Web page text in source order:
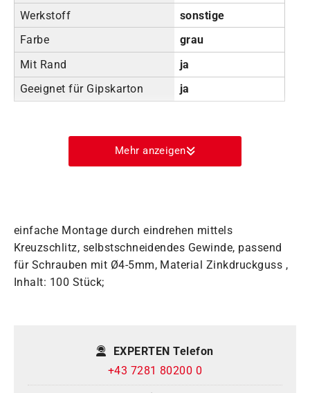
Werkstoff
sonstige
Farbe
grau
Mit Rand
ja
Geeignet für Gipskarton
ja
Mehr anzeigen
einfache Montage durch eindrehen mittels
Kreuzschlitz, selbstschneidendes Gewinde, passend
für Schrauben mit Ø4-5mm, Material Zinkdruckguss ,
Inhalt: 100 Stück;
EXPERTEN Telefon
+43 7281 80200 0